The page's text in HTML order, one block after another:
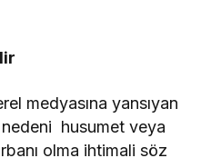
medyasına yansıyan
nedeni husumet veya
olma ihtimali söz